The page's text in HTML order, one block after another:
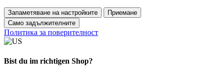
Запаметяване на настройките
Приемане
Само задължителните
Политика за поверителност
Bist du im richtigen Shop?